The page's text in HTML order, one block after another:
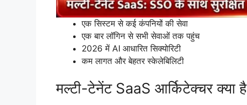
एक सिस्टम से कई कंपनियों की सेवा
एक बार लॉगिन से सभी सेवाओं तक पहुंच
2026 में AI आधारित सिक्योरिटी
कम लागत और बेहतर स्केलेबिलिटी
मल्टी-टेनेंट SaaS आर्किटेक्चर क्या है